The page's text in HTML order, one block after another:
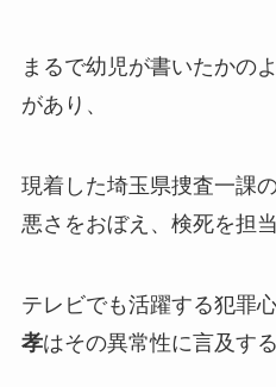
まるで幼児が書いたかの
があり、
現着した埼玉県捜査一課
悪さをおぼえ、検死を担
テレビでも活躍する犯罪
孝はその異常性に言及する